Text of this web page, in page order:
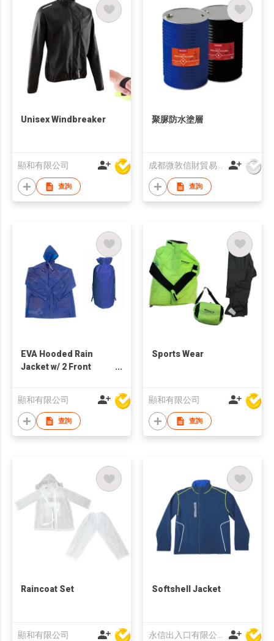
Unisex Windbreaker
顯和有限公司
查詢
聚脲防水塗層
查詢
EVA Hooded Rain
Jacket w/ 2 Front
顯和有限公司
查詢
Sports Wear
顯和有限公司
查詢
Raincoat Set
顯和有限公司
Softshell Jacket